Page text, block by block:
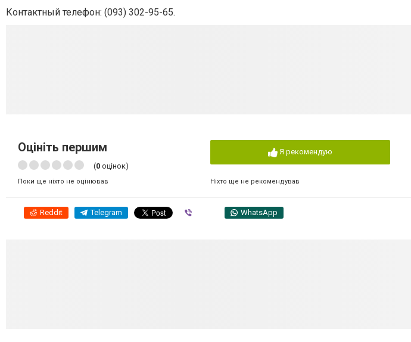
Контактный телефон: (093) 302-95-65.
Оцініть першим
(0 оцінок)
Поки ще ніхто не оцінював
Я рекомендую
Ніхто ще не рекомендував
Reddit Telegram WhatsApp